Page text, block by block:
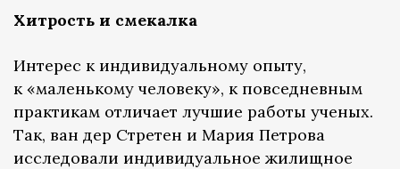
Хитрость и смекалка
Интерес к индивидуальному опыту,
к «маленькому человеку», к повседневным
практикам отличает лучшие работы ученых.
Так, ван дер Стретен и Мария Петрова
исследовали индивидуальное жилищное